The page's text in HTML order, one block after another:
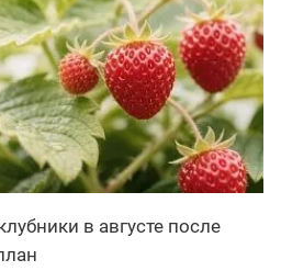
в августе после